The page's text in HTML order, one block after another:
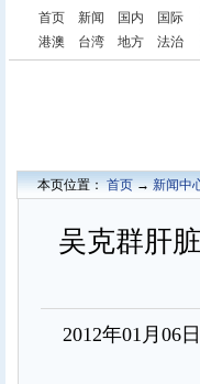
首页 新闻 国内
国际
港澳
台湾 地方 法治
本页位置：首页→新闻中
吴克群肝
2012年01月